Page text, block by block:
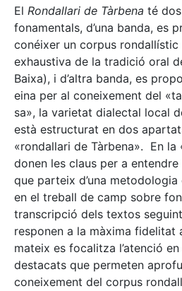
El Rondallari de Tàrbena té
fonamentals, d’una banda, es
conéixer un corpus
exhaustiva de la tradició oral
Baixa), i d’altra banda, es
eina per al coneixement del
sa», la varietat dialectal local
està estructurat en dos
«rondallari de Tàrbena». En la
donen les claus per a
que parteix d’una metodologia
en el treball de camp sobre
transcripció dels textos
responen a la màxima fidelitat
mateix es focalitza l’atenció
destacats que permeten
coneixement del corpus